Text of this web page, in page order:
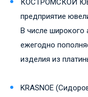
КОСТРОМСКОЙ
предприятие
В числе широкого
ежегодно
изделия из
KRASNOE